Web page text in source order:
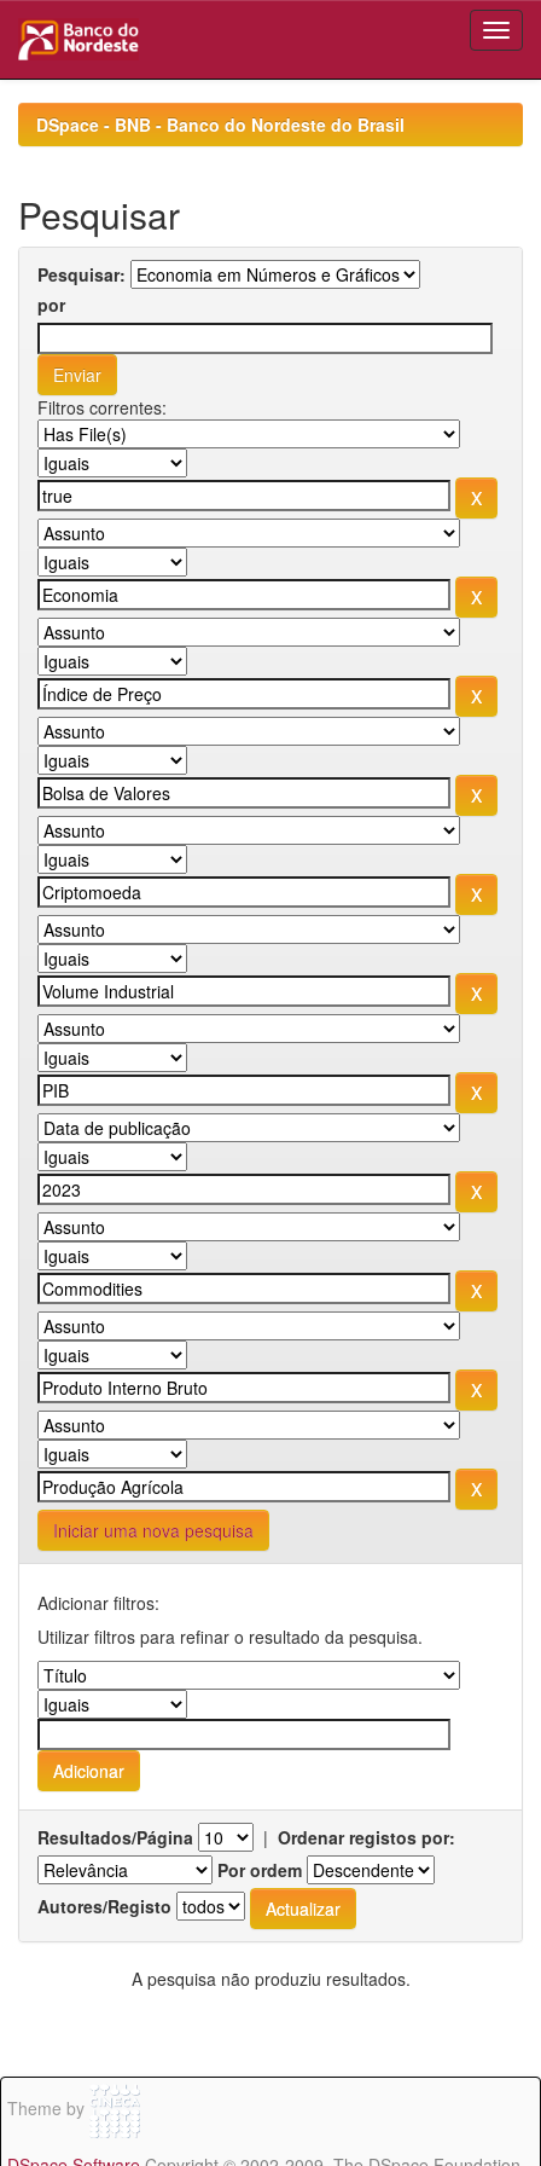
navigationDSpace - BNB - Banco do Nordeste do Brasil
Pesquisar
Pesquisar:
por
Filtros correntes:
Iniciar uma nova pesquisa
Adicionar filtros:
Utilizar filtros para refinar o resultado da pesquisa.
Resultados/Página | Ordenar registos por:
Por ordem
Autores/Registo
A pesquisa não produziu resultados.
Theme by